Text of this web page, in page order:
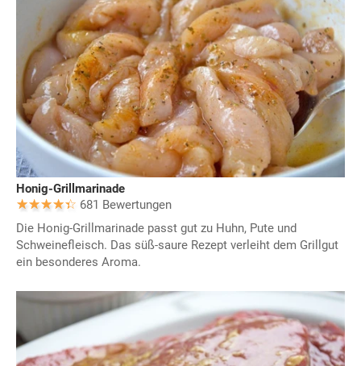
Honig-Grillmarinade
681 Bewertungen
Die Honig-Grillmarinade passt gut zu Huhn, Pute und
Schweinefleisch. Das süß-saure Rezept verleiht dem Grillgut
ein besonderes Aroma.